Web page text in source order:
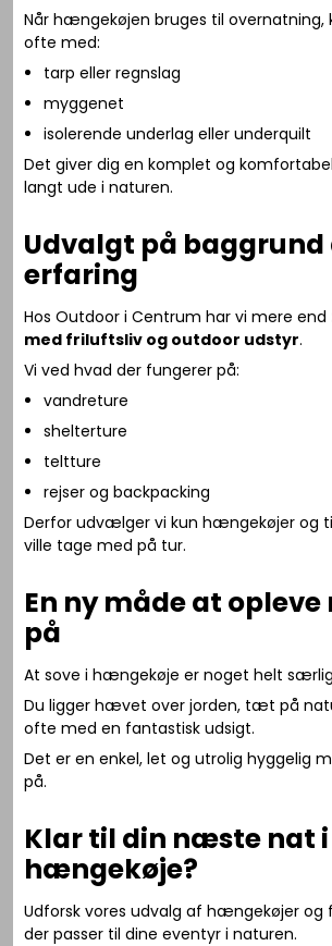
Når hængekøjen bruges til overnatning,
ofte med:
tarp eller regnslag
myggenet
isolerende underlag eller underquilt
Det giver dig en komplet og
langt ude i naturen.
Udvalgt på baggrund
erfaring
Hos Outdoor i Centrum har vi mere end
med friluftsliv og outdoor udstyr.
Vi ved hvad der fungerer på:
vandreture
shelterture
teltture
rejser og backpacking
Derfor udvælger vi kun hængekøjer og
ville tage med på tur.
En ny måde at
på
At sove i hængekøje er noget helt
Du ligger hævet over jorden, tæt på
ofte med en fantastisk udsigt.
Det er en enkel, let og utrolig hyggelig
på.
Klar til din næste nat i
hængekøje?
Udforsk vores udvalg af hængekøjer og
der passer til dine eventyr i naturen.